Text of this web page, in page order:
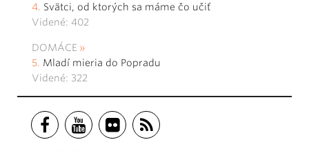
Svätci, od ktorých sa máme čo učiť
Videné: 402
DOMÁCE
Mladí mieria do Popradu
Videné: 322